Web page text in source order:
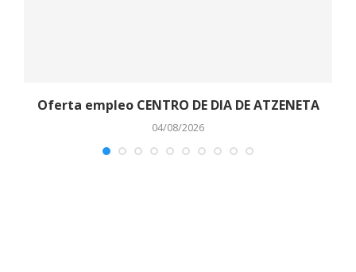
Oferta empleo CENTRO DE DIA DE ATZENETA
04/08/2026